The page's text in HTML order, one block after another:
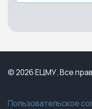
© 2026 ЕЦМУ. Все
Пользовательское